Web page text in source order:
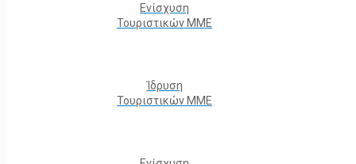
Ενίσχυση
Τουριστικών ΜΜΕ
Ίδρυση
Τουριστικών ΜΜΕ